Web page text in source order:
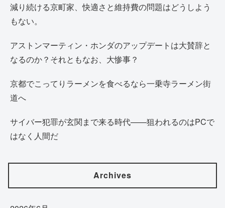
減り続ける京町家、快適さと維持費の問題はどうしよう
もない。
アストンマーティン・ホンダのアップデートは大賛辞と
なるのか？それともなお、大惨事？
京都でこってりラーメンを食べるなら一乗寺ラーメン街
道へ
サイバー犯罪が玄関まで来る時代——狙われるのはPCで
はなく人間だ
Archives